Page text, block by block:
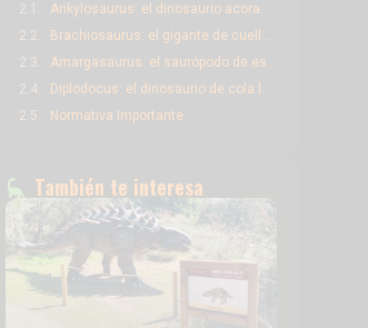
Ankylosaurus: el dinosaurio acorazado que protege Dinolandia
Brachiosaurus: el gigante de cuello alto que destaca en Dinolandia
Amargasaurus: el saurópodo de espinas sorprendentes en Dinolandia
Diplodocus: el dinosaurio de cola larguísima que puedes ver en Dinolandia
Normativa Importante
También te interesa